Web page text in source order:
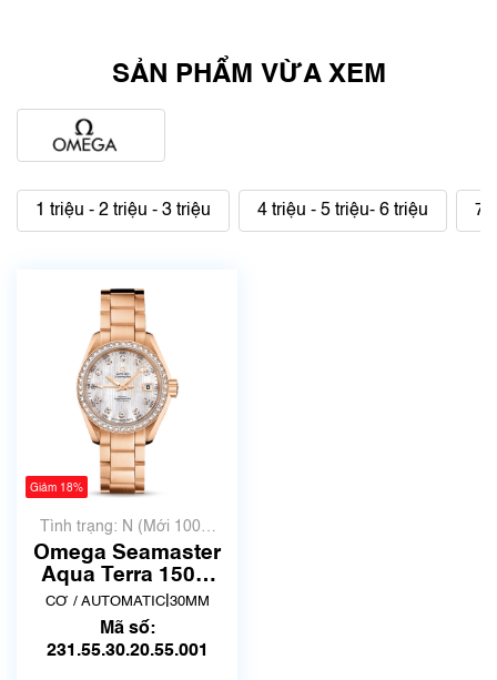
SẢN PHẨM VỪA XEM
1 triệu - 2 triệu - 3 triệu 4 triệu - 5 triệu- 6 triệu 7
Giảm 18%
Tình trạng: N (Mới 100%
chưa qua sử dụng)
Omega Seamaster
Aqua Terra 150M
30mm
231.55.30.20.55.001
| New Fullbox
CƠ / AUTOMATIC| 30MM
Mã số:
231.55.30.20.55.001